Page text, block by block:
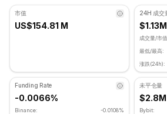
市值
US$154.81 M
24H 成交
$1.13M
成交量/市
最低/最高:
涨跌(24h):
Funding Rate
-0.0066%
Binance:
-0.0108%
未平仓量
$2.8M
Bybit: